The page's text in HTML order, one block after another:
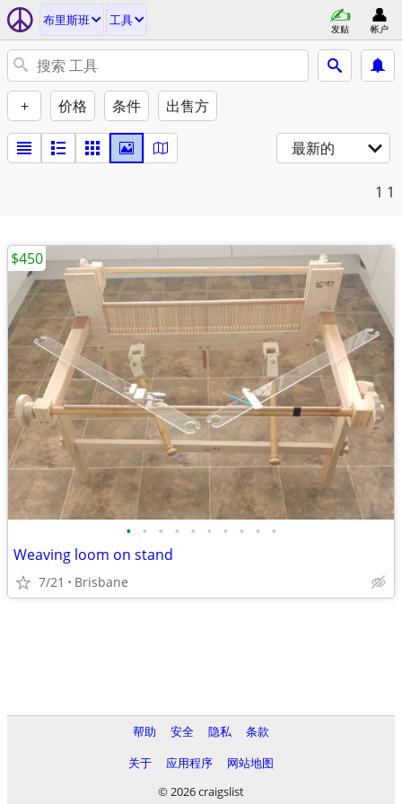
布里斯班 工具
发贴 帐户
+ 价格 条件 出售方
最新的
1 1
• • • • • • • • • •
Weaving loom on stand
7/21 Brisbane
$450
帮助 安全 隐私
条款
关于
应用程序
网站地图
© 2026 craigslist